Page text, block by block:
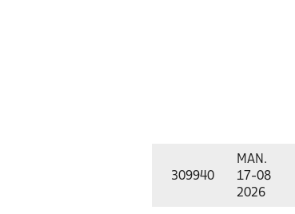
309940
MAN.
17-08
2026